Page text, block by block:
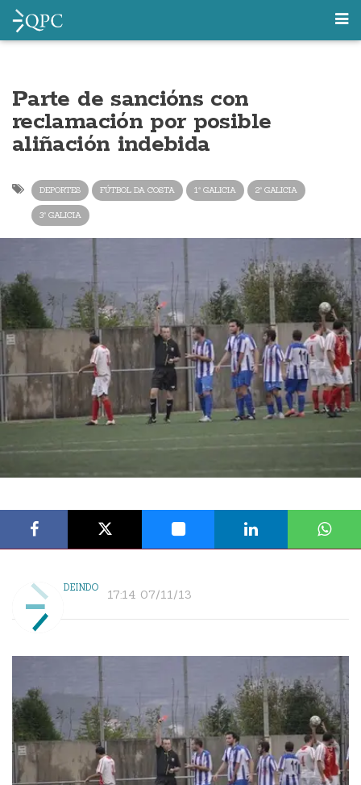
Parte de sancións con
reclamación por posible
aliñación indebida
DEPORTES FÚTBOL DA COSTA 1ª GALICIA 2ª GALICIA
3ª GALICIA
DEINDO 17:14 07/11/13